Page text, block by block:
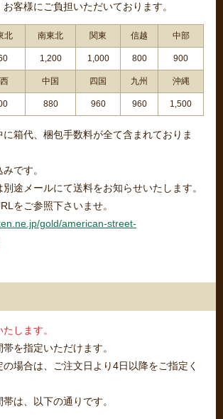
客様にご負担いただいております。
北 南東北 関東 信越 中部
1,200 1,000 800 900
中国 四国 九州 沖縄
880 960 960 1,500
箱代、梱包手数料が全て含まれておりま
です。
途メールにて送料をお知らせいたします。
をご参照下さいませ。
gold/american-street-
します。
を指定いただけます。
場合は、ご注文日より4日以降をご指定く
は、以下の通りです。